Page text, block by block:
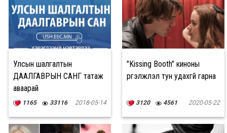
Улсын шалгалтын
ДААЛГАВРЫН САНГ татаж
аваарай
1165 33116 2018-05-14
"Kissing Booth" киноны
үргэлжлэл тун удахгүй гарна
3120 4561 2020-05-22